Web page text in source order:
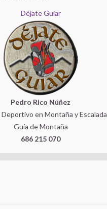
Déjate Guiar
Pedro Rico Núñez
en Montaña y Escalada
Guía de Montaña
686 215 070